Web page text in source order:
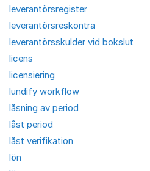
leverantörsregister
leverantörsreskontra
leverantörsskulder vid bokslut
licens
licensiering
lundify workflow
låsning av period
låst period
låst verifikation
lön